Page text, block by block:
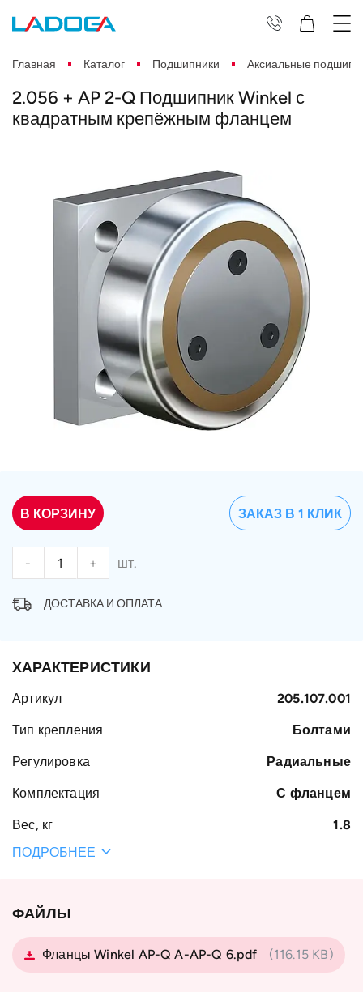
Главная Каталог Подшипники Аксиальные
2.056 + AP 2-Q Подшипник Winkel с
квадратным крепёжным фланцем
В КОРЗИНУ
- + шт.
ЗАКАЗ В 1 КЛИК
ДОСТАВКА И ОПЛАТА
ХАРАКТЕРИСТИКИ
Артикул 205.107.001
Тип крепления Болтами
Регулировка Радиальные
Комплектация С фланцем
Вес, кг 1.8
Наружный
Тип профиля Standard 2 NbV
Тип
с фланцем
ПОДРОБНЕЕ
ФАЙЛЫ
Фланцы Winkel AP-Q A-AP-Q 6.pdf (116.15 KB)